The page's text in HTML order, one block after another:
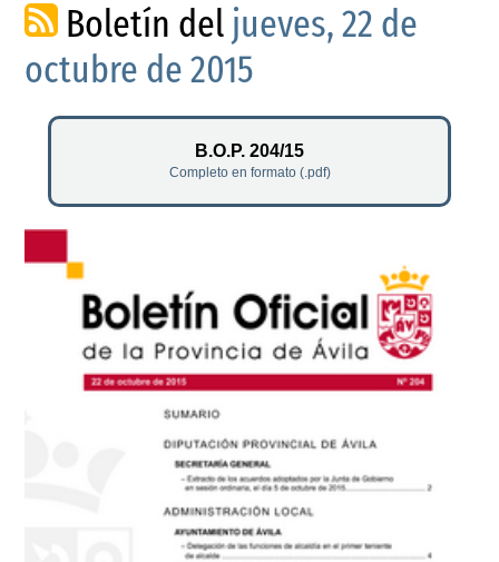
Boletín del jueves, 22 de
octubre de 2015
B.O.P. 204/15
Completo en formato (.pdf)